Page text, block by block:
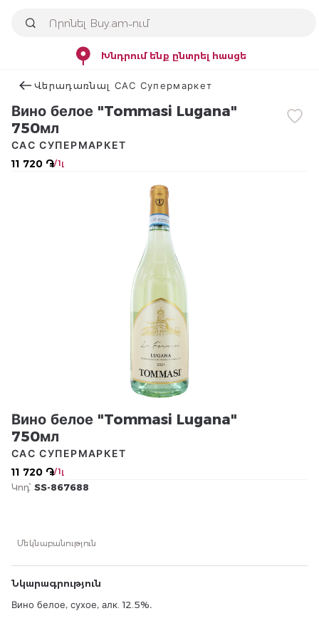
Խնդրում ենք ընտրել հասցե
Վերադառնալ САС Супермаркет
Вино белое "Tommasi Lugana"
750мл
11 720 ֏/ 1լ
САС СУПЕРМАРКЕТ
Вино белое "Tommasi Lugana"
750мл
11 720 ֏/ 1լ
САС СУПЕРМАРКЕТ
Կոդ՝ SS-867688
Մեկնաբանություն
Նկարագրություն
Вино белое, сухое, алк. 12.5%․